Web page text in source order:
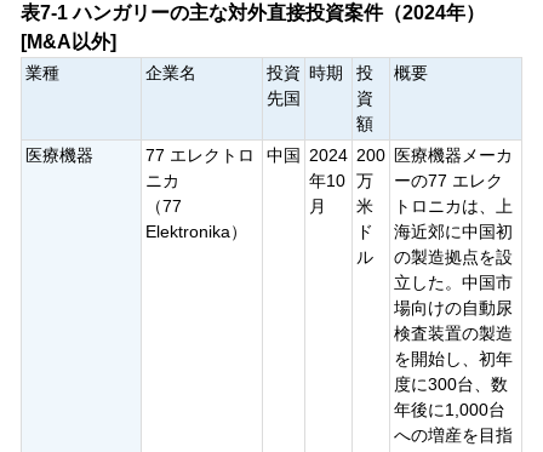
表7-1 ハンガリーの主な対外直接投資案件（2024年）
[M&A以外]
業種 企業名
投資
先国
時期
投
資
額
概要
医療機器
77 エレクトロ
ニカ
（77
Elektronika）
中国
2024
年10
月
200
万
米
ド
ル
医療機器メーカ
ーの77 エレク
トロニカは、上
海近郊に中国初
の製造拠点を設
立した。中国市
場向けの自動尿
検査装置の製造
を開始し、初年
度に300台、数
年後に1,000台
への増産を目指